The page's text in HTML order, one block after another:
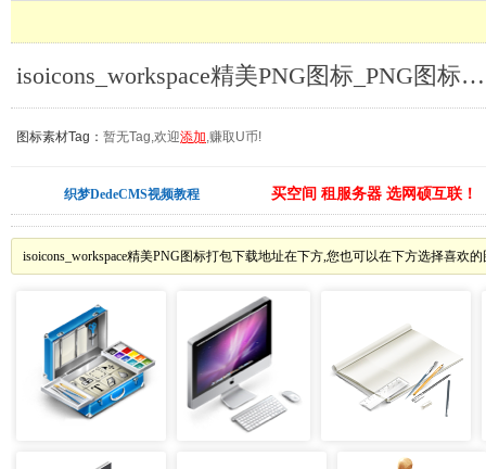
isoicons_workspace精美PNG图标_PNG图标素材
图标素材Tag： 暂无Tag,欢迎添加,赚取U币!
织梦DedeCMS视频教程 买空间 租服务器 选网硕互联！
isoicons_workspace精美PNG图标打包下载地址在下方,您也可以在下方选择喜欢